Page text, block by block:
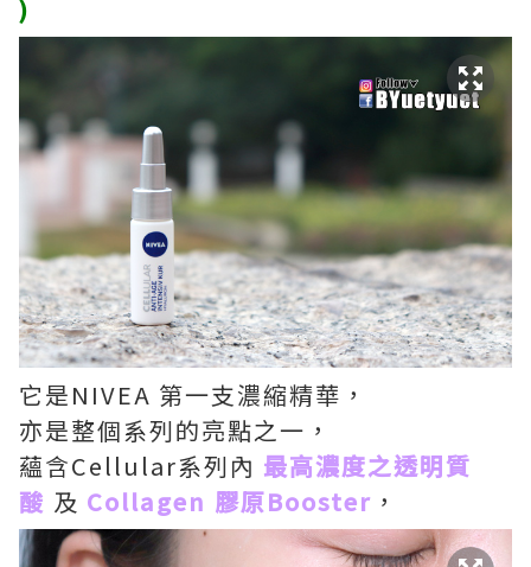
)
它是NIVEA 第一支濃縮精華，
亦是整個系列的亮點之一，
蘊含Cellular系列內 最高濃度之透明質
酸 及 Collagen 膠原Booster ，